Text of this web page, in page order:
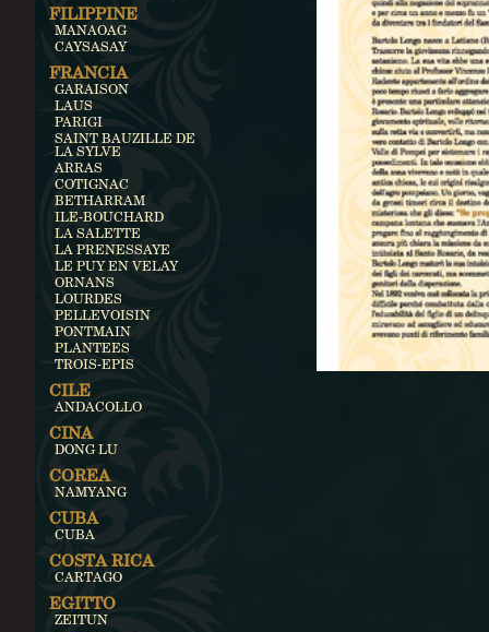
FILIPPINE
MANAOAG
CAYSASAY
FRANCIA
GARAISON
LAUS
PARIGI
SAINT BAUZILLE DE
LA SYLVE
ARRAS
COTIGNAC
BETHARRAM
ILE-BOUCHARD
LA SALETTE
LA PRENESSAYE
LE PUY EN VELAY
ORNANS
LOURDES
PELLEVOISIN
PONTMAIN
PLANTEES
TROIS-EPIS
CILE
ANDACOLLO
CINA
DONG LU
COREA
NAMYANG
CUBA
CUBA
COSTA RICA
CARTAGO
EGITTO
ZEITUN